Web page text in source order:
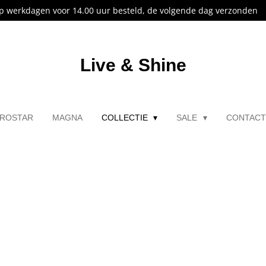
werkdagen voor 14.00 uur besteld, de volgende dag verzonden
Live & Shine
MAGNA COLLECTIE SALE